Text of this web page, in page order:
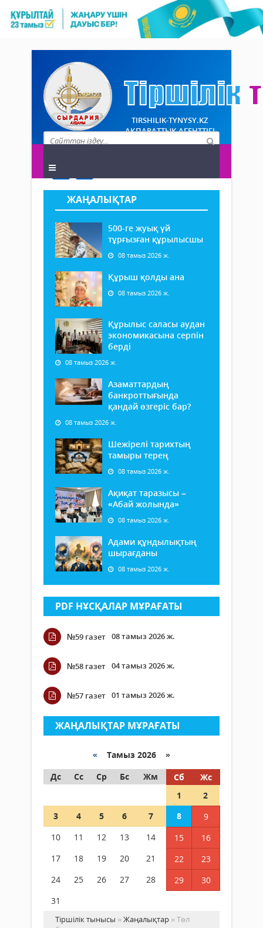
TIRSHILIK-TYNYSY.KZ
АҚПАРАТТЫҚ АГЕНТТІГІ
ЖАҢАЛЫҚТАР
500-ге жуық үй
тұрғызған құрылысшы
08 тамыз 2026 ж.
Құрыш қолды ана
08 тамыз 2026 ж.
Құрылыс саласы аудан
экономикасына серпін
берді
08 тамыз 2026 ж.
Азаматтардың
банкроттығында
қандай өзгеріс бар?
08 тамыз 2026 ж.
Шежірелі тарихтың
тамыры терең
08 тамыз 2026 ж.
Ақиқат таразысы –
«Абай жолында»
08 тамыз 2026 ж.
Адами құндылықтың
шырағданы
08 тамыз 2026 ж.
PDF НҰСҚАЛАР МҰРАҒАТЫ
№59 газет 08 тамыз 2026 ж.
№58 газет 04 тамыз 2026 ж.
№57 газет 01 тамыз 2026 ж.
ЖАҢАЛЫҚТАР МҰРАҒАТЫ
« Тамыз 2026 »
Дс
Сс Ср Бс Жм Сб
Жс
1
2
3
4 5 6 7 8
9
10
11 12 13 14 15
16
17
18 19 20 21 22
23
24
25 26 27 28 29
30
31
Тіршілік тынысы »Жаңалықтар » Төл